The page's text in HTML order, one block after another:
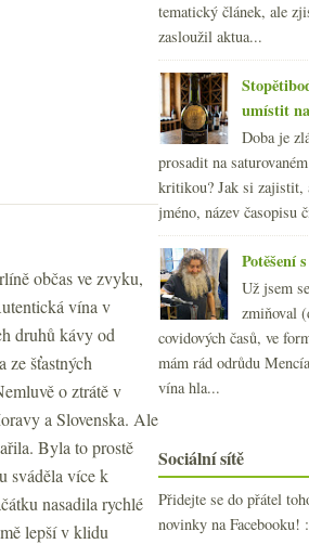
občas ve zvyku,
vína v
druhů kávy od
ze šťastných
o ztrátě v
a Slovenska. Ale
Byla to prostě
sváděla více k
nasadila rychlé
lepší v klidu
tematický článek, ale
zasloužil aktua...
umístit
Doba je
prosadit na
kritikou? Jak si zajistit,
jméno, název časopisu
Potěšení
Už jsem
zmiňoval
covidových časů, ve
mám rád odrůdu
vína hla...
Sociální sítě
Přidejte se do přátel
novinky na Facebooku!